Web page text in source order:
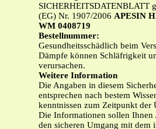
SICHERHEITSDATENBLATT
(EG) Nr. 1907/2006 APESIN
WM 0408719
Bestellnummer:
Gesundheitsschädlich beim
Dämpfe können Schläfrigkeit
verursachen.
Weitere Information
Die Angaben in diesem
entsprechen nach bestem
kenntnissen zum Zeitpunkt der
Die Informationen sollen Ihnen
den sicheren Umgang mit dem